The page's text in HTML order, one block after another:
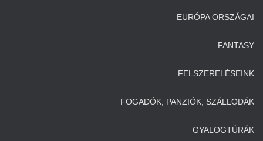
EURÓPA ORSZÁGAI
FANTASY
FELSZERELÉSEINK
FOGADÓK, PANZIÓK, SZÁLLODÁK
GYALOGTÚRÁK